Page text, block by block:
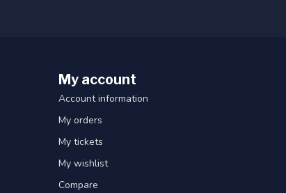
My account
Account information
My orders
My tickets
My wishlist
Compare